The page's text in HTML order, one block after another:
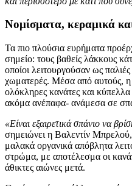
Νομίσματα, κεραμικά
Τα πιο πλούσια ευρήματα
σημείο: τους βαθείς λάκκους
οποίοι λειτουργούσαν ως
χωματερές. Μέσα από αυτούς,
ολόκληρες κανάτες και
ακόμα ανέπαφα- ανάμεσα σε
«Είναι εξαιρετικά σπάνιο να
σημειώνει η Βαλεντίν
μαλακά οργανικά απόβλητα
στρώμα, με αποτέλεσμα οι
άθικτες αιώνες μετά.